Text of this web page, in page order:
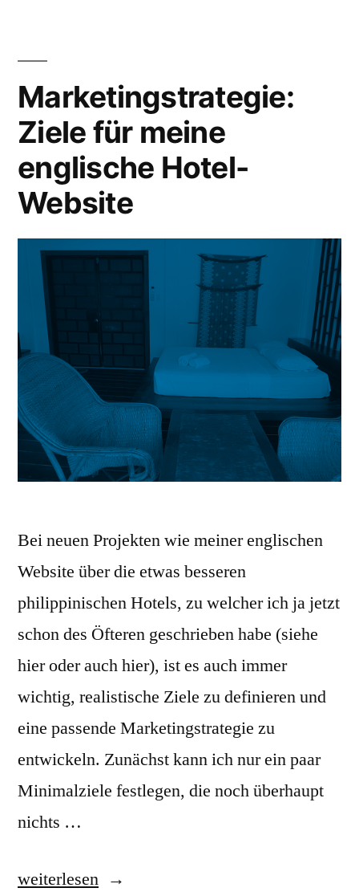
Marketingstrategie:
Ziele für meine
englische Hotel-
Website
Bei neuen Projekten wie meiner englischen
Website über die etwas besseren
philippinischen Hotels, zu welcher ich ja jetzt
schon des Öfteren geschrieben habe (siehe
hier oder auch hier), ist es auch immer
wichtig, realistische Ziele zu definieren und
eine passende Marketingstrategie zu
entwickeln. Zunächst kann ich nur ein paar
Minimalziele festlegen, die noch überhaupt
nichts …
„Marketingstrategie:
weiterlesen